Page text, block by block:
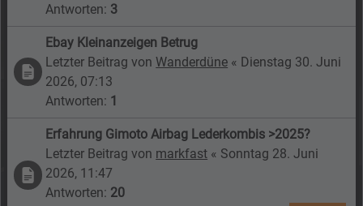
Antworten: 3
Ebay Kleinanzeigen Betrug
Letzter Beitrag vonWanderdüne « Dienstag 30. Juni
2026, 07:13
Antworten: 1
Erfahrung Gimoto Airbag Lederkombis >2025?
Letzter Beitrag von markfast « Sonntag 28. Juni
2026, 11:47
Antworten: 20